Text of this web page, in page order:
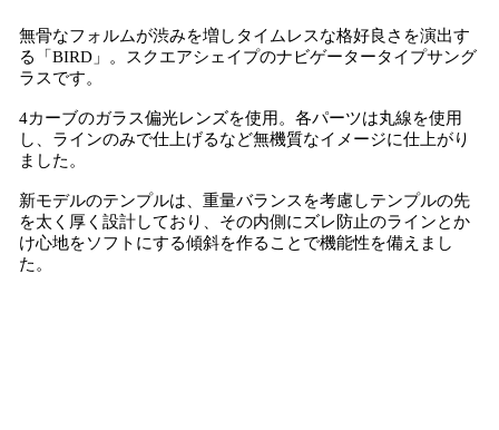
無骨なフォルムが渋みを増しタイムレスな格好良さを演出す
る「BIRD」。スクエアシェイプのナビゲータータイプサング
ラスです。
4カーブのガラス偏光レンズを使用。各パーツは丸線を使用
し、ラインのみで仕上げるなど無機質なイメージに仕上がり
ました。
新モデルのテンプルは、重量バランスを考慮しテンプルの先
を太く厚く設計しており、その内側にズレ防止のラインとか
け心地をソフトにする傾斜を作ることで機能性を備えまし
た。